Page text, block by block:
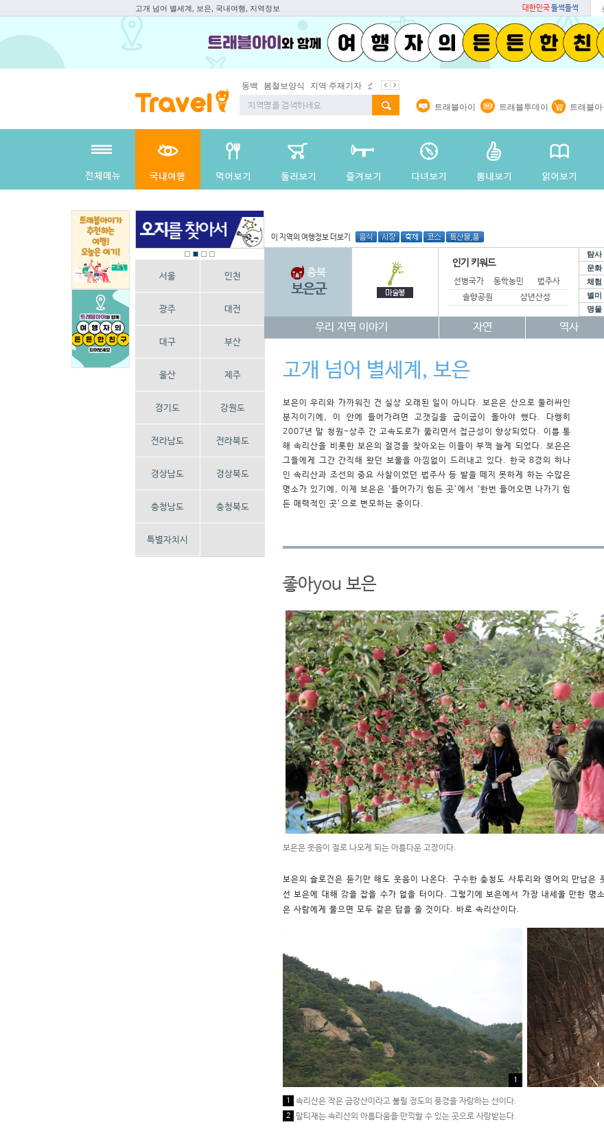
고개 넘어 별세계, 보은, 국내여행, 지역정보 대한민국들썩들썩
동백 봄철보양식 지역 주재기자 쇼 미 더 트래블아이
트래블아이 트래블투데이 트래블
서울 인천
광주 대전
대구 부산
울산 제주
경기도 강원도
전라남도 전라북도
경상남도 경상북도
충청남도 충청북도
특별자치시
이 지역의 여행정보 더보기
충북
보은군
인기 키워드
선병국가옥 동학농민혁명기념공원
법주사
솔향공원
삼년산성
탐사
문화
체험
별미
명물
우리 지역 이야기 자연 역사
고개 넘어 별세계, 보은
보은이 우리와 가까워진 건 실상 오래된 일이 아니다. 보은은 산으로 둘러싸인
분지이기에, 이 안에 들어가려면 고갯길을 굽이굽이 돌아야 했다. 다행히
2007년 말 청원-상주 간 고속도로가 뚫리면서 접근성이 향상되었다. 이를 통
해 속리산을 비롯한 보은의 절경을 찾아오는 이들이 부쩍 늘게 되었다. 보은은
그들에게 그간 간직해 왔던 보물을 아낌없이 드러내고 있다. 한국 8경의 하나
인 속리산과 조선의 중요 사찰이었던 법주사 등 발을 떼지 못하게 하는 수많은
명소가 있기에, 이제 보은은 ‘들어가기 힘든 곳’에서 ‘한번 들어오면 나가기 힘
든 매력적인 곳’으로 변모하는 중이다.
좋아you 보은
보은은 웃음이 절로 나오게 되는 아름다운 고장이다.
보은의 슬로건은 듣기만 해도 웃음이 나온다. 구수한 충청도 사투리와 영어의 만남은
선 보은에 대해 감을 잡을 수가 없을 터이다. 그렇기에 보은에서 가장 내세울 만한 명
은 사람에게 물으면 모두 같은 답을 줄 것이다. 바로 속리산이다.
1
1 속리산은 작은 금강산이라고 불릴 정도의 풍경을 자랑하는 산이다.
2 말티재는 속리산의 아름다움을 만끽할 수 있는 곳으로 사랑받는다.